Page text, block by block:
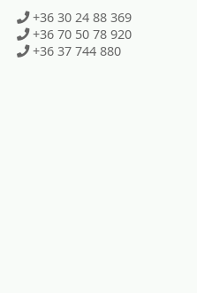
+36 30 24 88 369
+36 70 50 78 920
+36 37 744 880